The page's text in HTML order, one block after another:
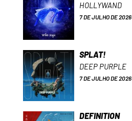
HOLLYWAND
7 DE JULHO DE 2026
SPLAT!
DEEP PURPLE
7 DE JULHO DE 2026
DEFINITION